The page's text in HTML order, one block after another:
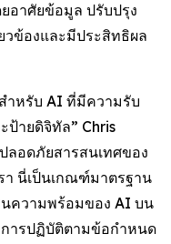
อาศัยข้อมูล ปรับปรุง
วข้องและมีประสิทธิผล
ำหรับ AI ที่มีความรับ
ายดิจิทัล” Chris
ลอดภัยสารสนเทศของ
า นี่เป็นเกณฑ์มาตรฐาน
นความพร้อมของ AI บน
การปฏิบัติตามข้อกำหนด